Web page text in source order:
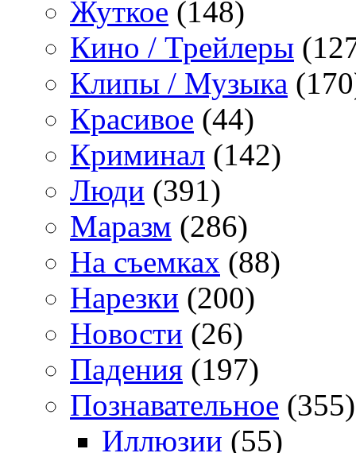
Жуткое (148)
Кино / Трейлеры
Клипы / Музыка
Красивое (44)
Криминал (142)
Люди (391)
Маразм (286)
На съемках (88)
Нарезки (200)
Новости (26)
Падения (197)
Познавательное (355)
Иллюзии (55)